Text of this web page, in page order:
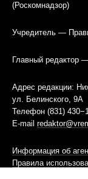
(Роскомнадзор)
Учредитель —
Главный редактор
Адрес редакции:
ул. Белинского, 9А
Телефон (831)
E-mail
Информация об
Правила